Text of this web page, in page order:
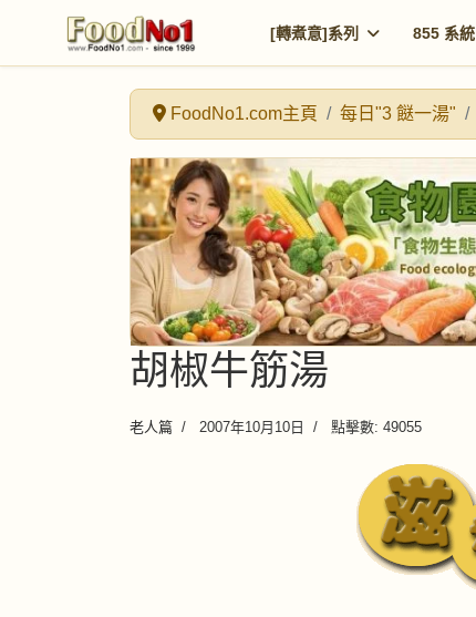
[轉煮意]系列 855 系統
FoodNo1.com主頁 每日"3 餸一湯"
胡椒牛筋湯
老人篇 2007年10月10日 點擊數: 49055